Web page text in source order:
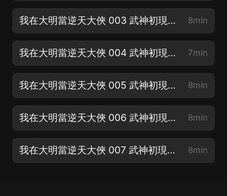
我在大明當逆天大俠 003 武神初現(03).mp3 8min
我在大明當逆天大俠 004 武神初現(04).mp3 7min
我在大明當逆天大俠 005 武神初現(05).mp3 8min
我在大明當逆天大俠 006 武神初現(06).mp3 8min
我在大明當逆天大俠 007 武神初現(07) 8min